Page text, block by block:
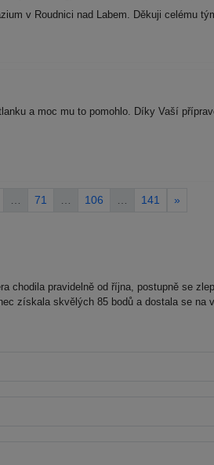
v Roudnici nad Labem. Děkuji celému
a moc mu to pomohlo. Díky Vaší
71 106 141 »
chodila pravidelně od října, postupně se
získala skvělých 85 bodů a dostala se na